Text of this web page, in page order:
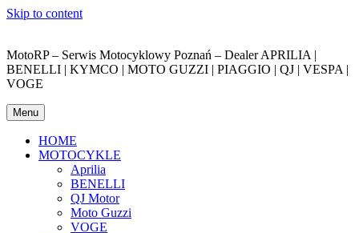
Skip to content
MotoRP – Serwis Motocyklowy Poznań – Dealer APRILIA |
BENELLI | KYMCO | MOTO GUZZI | PIAGGIO | QJ | VESPA |
VOGE
Menu
HOME
MOTOCYKLE
Aprilia
BENELLI
QJ Motor
Moto Guzzi
VOGE